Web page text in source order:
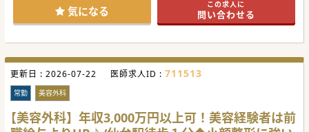
#秋入職可気になる この求人に
問い合わせる
更新日 : 2026-07-22 医師求人ID : 711513
常勤 美容外科
【美容外科】年収3,000万円以上可！美容経験者は前